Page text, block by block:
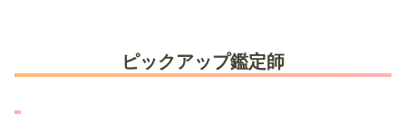
ピックアップ鑑定師